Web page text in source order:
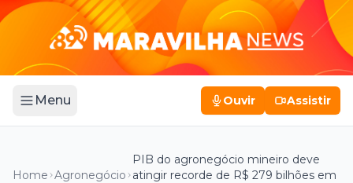
Menu Ouvir Assistir
Home Agronegócio
PIB do agronegócio mineiro deve
atingir recorde de R$ 279 bilhões em